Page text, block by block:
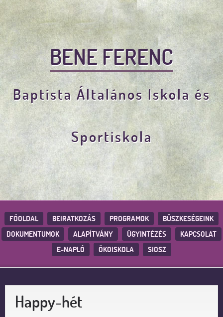
BENE FERENC
Baptista Általános Iskola és
Sportiskola
FŐOLDAL BEIRATKOZÁS PROGRAMOK
BÜSZKESÉGEINK
DOKUMENTUMOK
ALAPÍTVÁNY ÜGYINTÉZÉS
KAPCSOLAT
E-NAPLÓ
ÖKOISKOLA SIOSZ
Happy-hét